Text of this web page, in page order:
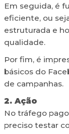
Em seguida, é
eficiente, ou
estruturada e
qualidade.
Por fim, é
básicos do
de campanhas.
2. Ação
No tráfego
preciso testar